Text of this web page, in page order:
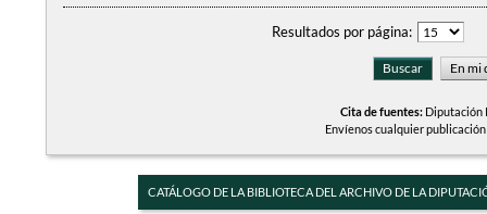
Resultados por página:
Cita de fuentes:Diputación
Envíenos cualquier
CATÁLOGO DE LA BIBLIOTECA DEL ARCHIVO DE LA